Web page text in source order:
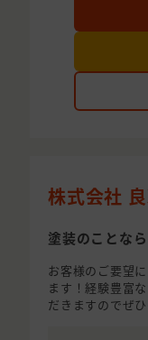
株式会社
塗装のことな
お客様のご要望
ます！経験豊富
だきますのでぜ